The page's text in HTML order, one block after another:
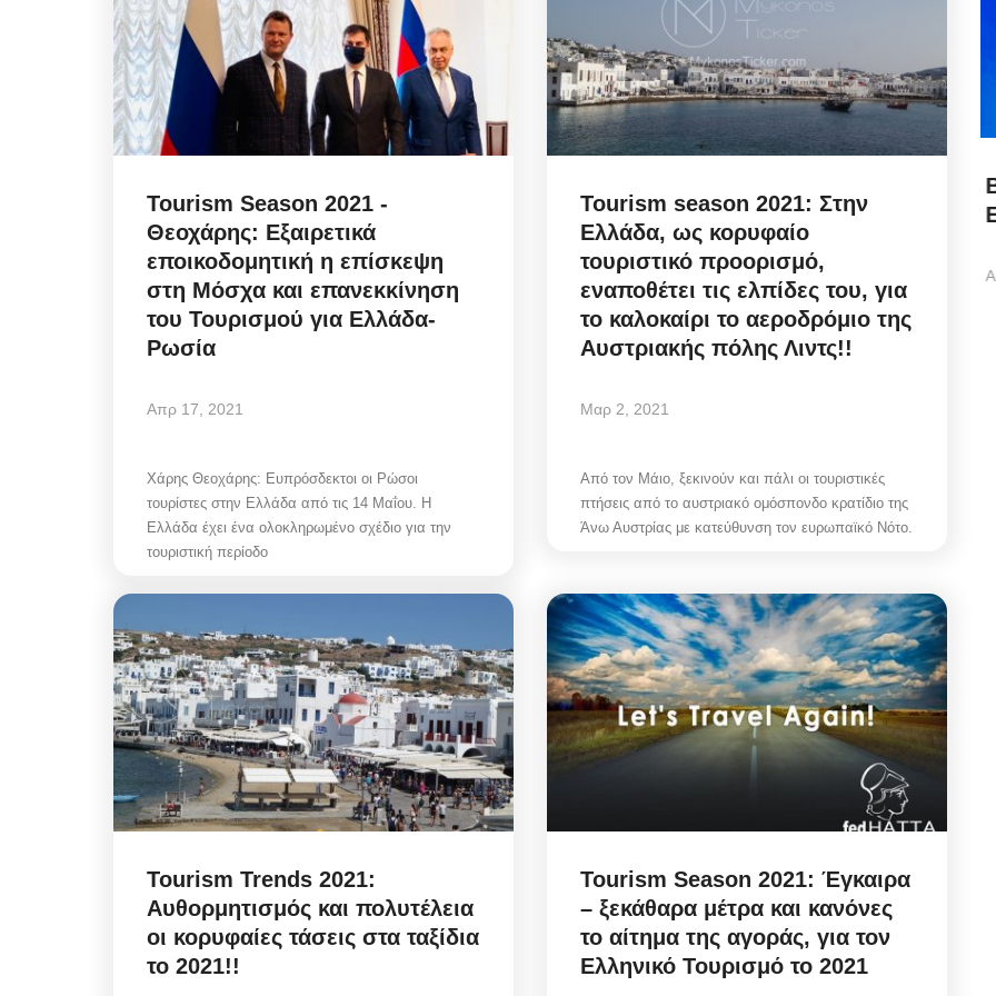
Tourism Season 2021 -
Θεοχάρης: Εξαιρετικά
εποικοδομητική η επίσκεψη
στη Μόσχα και επανεκκίνηση
του Τουρισμού για Ελλάδα-
Ρωσία
Απρ 17, 2021
Χάρης Θεοχάρης: Ευπρόσδεκτοι οι Ρώσοι
τουρίστες στην Ελλάδα από τις 14 Μαΐου. Η
Ελλάδα έχει ένα ολοκληρωμένο σχέδιο για την
τουριστική περίοδο
Tourism season 2021: Στην
Ελλάδα, ως κορυφαίο
τουριστικό προορισμό,
εναποθέτει τις ελπίδες του, για
το καλοκαίρι το αεροδρόμιο της
Αυστριακής πόλης Λιντς!!
Μαρ 2, 2021
Από τον Μάιο, ξεκινούν και πάλι οι τουριστικές
πτήσεις από το αυστριακό ομόσπονδο κρατίδιο της
Άνω Αυστρίας με κατεύθυνση τον ευρωπαϊκό Νότο.
Tourism Trends 2021:
Αυθορμητισμός και πολυτέλεια
οι κορυφαίες τάσεις στα ταξίδια
το 2021!!
Tourism Season 2021: Έγκαιρα
– ξεκάθαρα μέτρα και κανόνες
το αίτημα της αγοράς, για τον
Ελληνικό Τουρισμό το 2021
Relief vs Fire Crisis - ΔΕΘ,...
Αυγ 8, 2026
Αναλύουμε τα πρωτοσέλιδα της Κυριακής 9
Εκδώσατε Νέα Ταυτότητα;...
Αυγ 9, 2026
Biometric Identity Compliance/ Εκδώσατε Νέα